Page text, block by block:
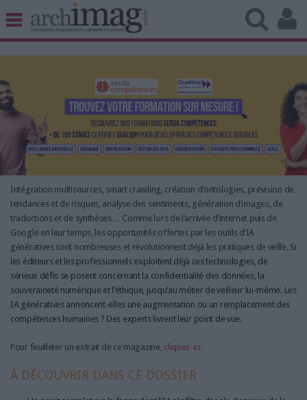
BIBLIOTHÈQUE ÉDITION
UNIVERS DATA
TRAVAIL COLLABORATIF
VIE NUMÉRIQUE
NUMÉRIQUE RESPONSABLE
LES NEWSLETTERS
LE MAGAZINE
LES GUIDES PRATIQUES
L'ESPACE EMPLOI
L'AGENDA
Intégration multisources, smart crawling, création d’ontologies, prévision de
tendances et de risques, analyse des sentiments, génération d’images, de
traductions et de synthèses… Comme lors de l’arrivée d’internet puis de
Google en leur temps, les opportunités offertes par les outils d’IA
génératives sont nombreuses et révolutionnent déjà les pratiques de veille. Si
les éditeurs et les professionnels exploitent déjà ces technologies, de
sérieux défis se posent concernant la confidentialité des données, la
souveraineté numérique et l’éthique, jusqu’au métier de veilleur lui-même. Les
IA génératives annoncent-elles une augmentation ou un remplacement des
compétences humaines ? Des experts livrent leur point de vue.
Pour feuilleter un extrait de ce magazine, cliquez-ici.
À DÉCOUVRIR DANS CE DOSSIER :